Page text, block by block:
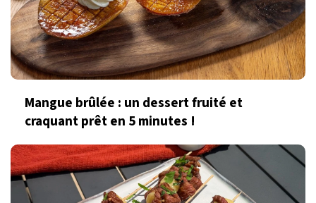
Mangue brûlée : un dessert fruité et
craquant prêt en 5 minutes !